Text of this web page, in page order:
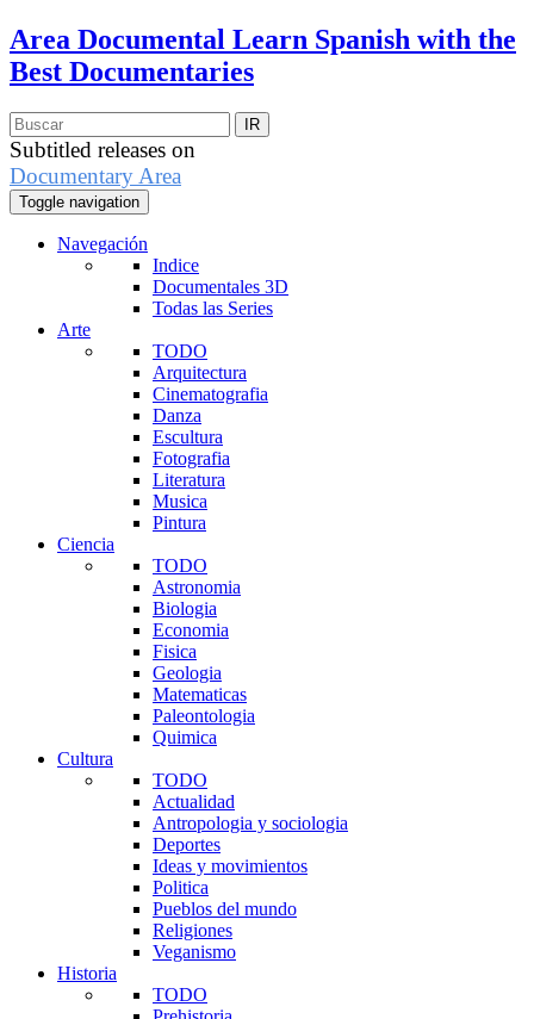
Area Documental Learn Spanish with the
Best Documentaries
Subtitled releases on
Documentary Area
Toggle navigation
Navegación
Indice
Documentales 3D
Todas las Series
Arte
TODO
Arquitectura
Cinematografia
Danza
Escultura
Fotografia
Literatura
Musica
Pintura
Ciencia
TODO
Astronomia
Biologia
Economia
Fisica
Geologia
Matematicas
Paleontologia
Quimica
Cultura
TODO
Actualidad
Antropologia y sociologia
Deportes
Ideas y movimientos
Politica
Pueblos del mundo
Religiones
Veganismo
Historia
TODO